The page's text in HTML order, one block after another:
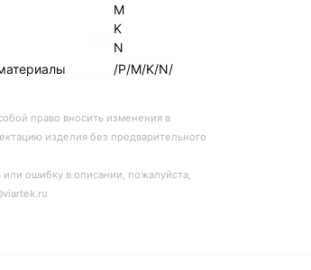
M
K
N
/P/M/K/N/
право вносить изменения в
изделия без предварительного
ошибку в описании, пожалуйста,